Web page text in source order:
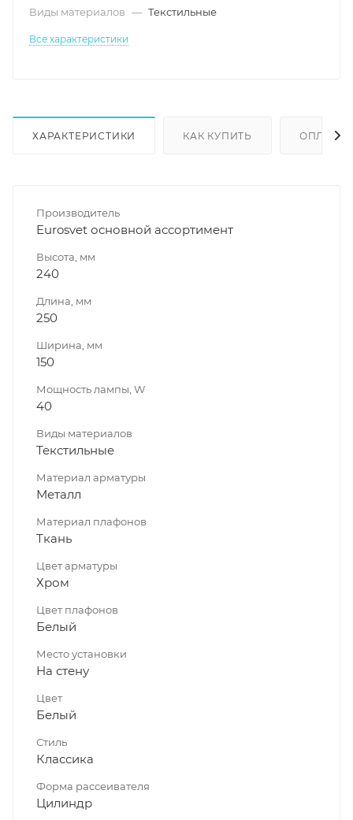
Виды материалов — Текстильные
Все характеристики
ХАРАКТЕРИСТИКИ КАК КУПИТЬ ОПЛАТА
Производитель
Eurosvet основной ассортимент
Высота, мм
240
Длина, мм
250
Ширина, мм
150
Мощность лампы, W
40
Виды материалов
Текстильные
Материал арматуры
Металл
Материал плафонов
Ткань
Цвет арматуры
Хром
Цвет плафонов
Белый
Место установки
На стену
Цвет
Белый
Стиль
Классика
Форма рассеивателя
Цилиндр